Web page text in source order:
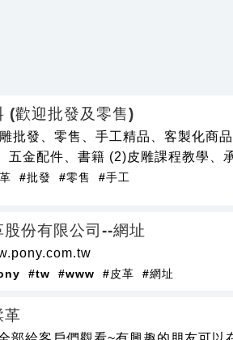
(歡迎批發及零售)
批發、零售、手工精品、客製化商
五金配件、書籍 (2)皮雕課程教學、
#批發 #零售 #手工
股份有限公司--網址
#tw #www #皮革 #網址
革